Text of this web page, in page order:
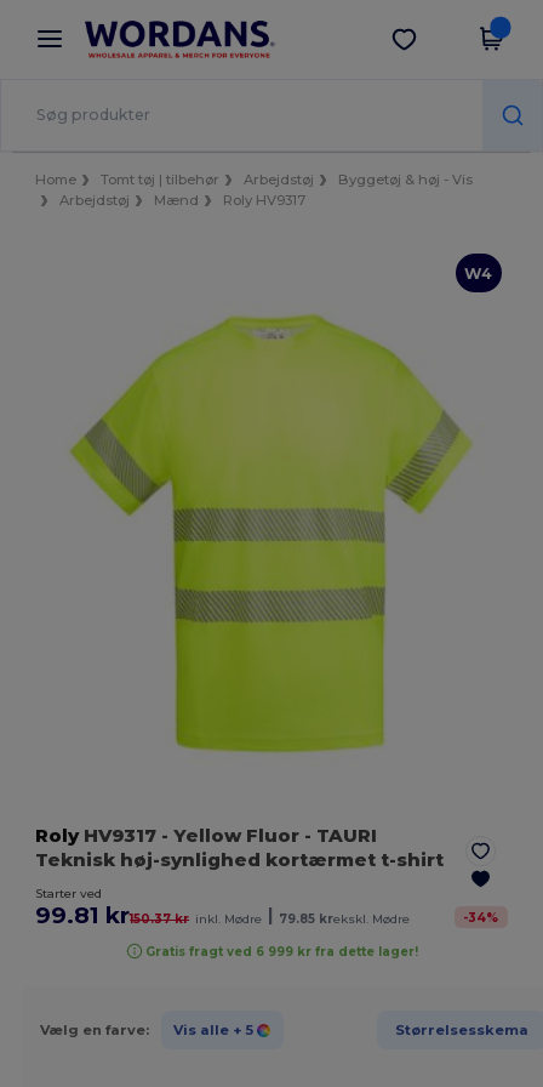
× Wordans-app
Bedre priser i appen!
Hent app
Home Tomt tøj | tilbehør Arbejdstøj
Byggetøj & høj - Vis
Arbejdstøj
Mænd Roly HV9317
W4
RolyHV9317 - Yellow Fluor - TAURI
Teknisk høj-synlighed kortærmet t-shirt
Starter ved
99.81 kr150.37 kr inkl. Mødre 79.85 krekskl. Mødre -34%
Gratis fragt ved 6 999 kr fra dette lager!
Vælg en farve: Vis alle + 5 Størrelsesskema